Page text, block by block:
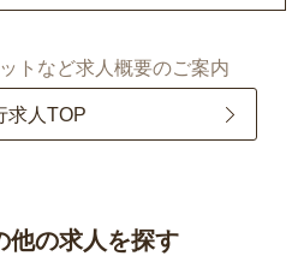
トなど求人概要のご案内
求人TOP
他の求人を探す